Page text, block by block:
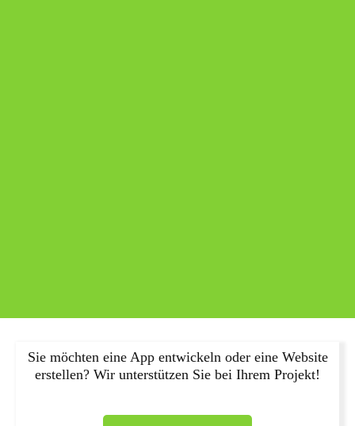
Sie möchten eine App entwickeln oder eine Website
erstellen? Wir unterstützen Sie bei Ihrem Projekt!